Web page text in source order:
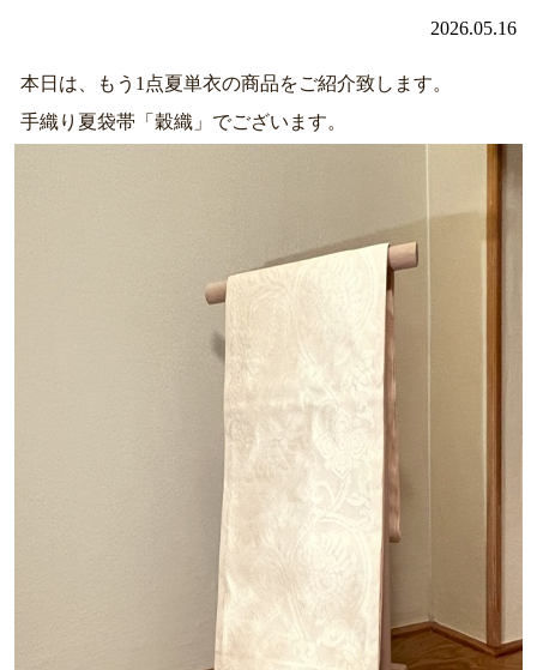
2026.05.16
本日は、もう1点夏単衣の商品をご紹介致します。
手織り夏袋帯「穀織」でございます。